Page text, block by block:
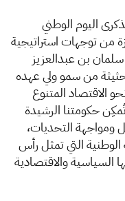
اليوم الوطني
من توجهات استراتيجية
بن عبدالعزيز
من سمو ولي عهده
الاقتصاد المتنوع
حكومتنا الرشيدة
التحديات،
الوطنية التي تمثل رأس
السياسية والاقتصادية